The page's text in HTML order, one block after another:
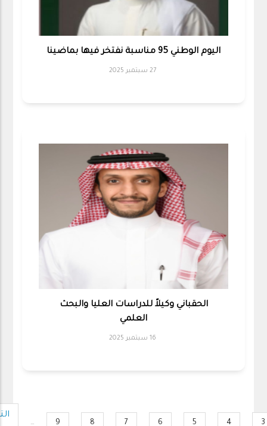
اليوم الوطني 95 مناسبة نفتخر فيها بماضينا
27 سبتمبر 2025
الحقباني وكيلاً للدراسات العليا والبحث
العلمي
16 سبتمبر 2025
Pagination
3
4
5
6
7
8
9
…